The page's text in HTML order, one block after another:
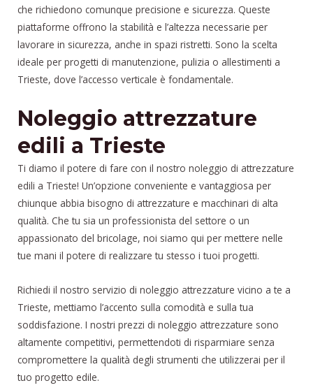
che richiedono comunque precisione e sicurezza. Queste
piattaforme offrono la stabilità e l’altezza necessarie per
lavorare in sicurezza, anche in spazi ristretti. Sono la scelta
ideale per progetti di manutenzione, pulizia o allestimenti a
Trieste, dove l’accesso verticale è fondamentale.
Noleggio attrezzature
edili a Trieste
Ti diamo il potere di fare con il nostro noleggio di attrezzature
edili a Trieste! Un’opzione conveniente e vantaggiosa per
chiunque abbia bisogno di attrezzature e macchinari di alta
qualità. Che tu sia un professionista del settore o un
appassionato del bricolage, noi siamo qui per mettere nelle
tue mani il potere di realizzare tu stesso i tuoi progetti.
Richiedi il nostro servizio di noleggio attrezzature vicino a te a
Trieste, mettiamo l’accento sulla comodità e sulla tua
soddisfazione. I nostri prezzi di noleggio attrezzature sono
altamente competitivi, permettendoti di risparmiare senza
compromettere la qualità degli strumenti che utilizzerai per il
tuo progetto edile.